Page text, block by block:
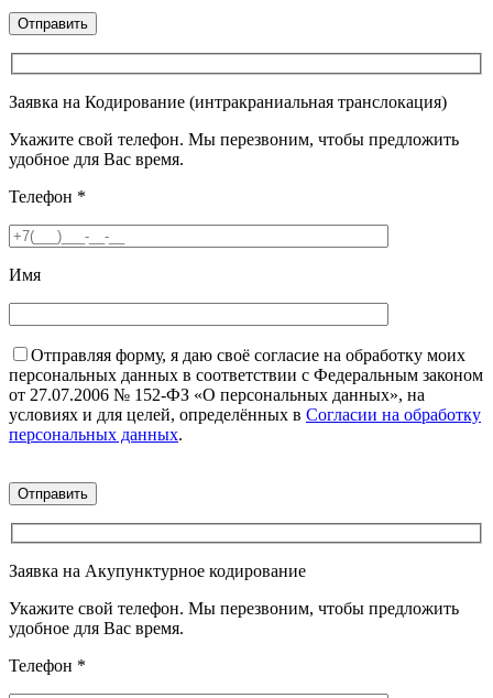
Заявка на Кодирование (интракраниальная транслокация)
Укажите свой телефон. Мы перезвоним, чтобы предложить
удобное для Вас время.
Телефон *
Имя
Отправляя форму, я даю своё согласие на обработку моих
персональных данных в соответствии с Федеральным законом
от 27.07.2006 № 152-ФЗ «О персональных данных», на
условиях и для целей, определённых в Согласии на обработку
персональных данных.
Заявка на Акупунктурное кодирование
Укажите свой телефон. Мы перезвоним, чтобы предложить
удобное для Вас время.
Телефон *